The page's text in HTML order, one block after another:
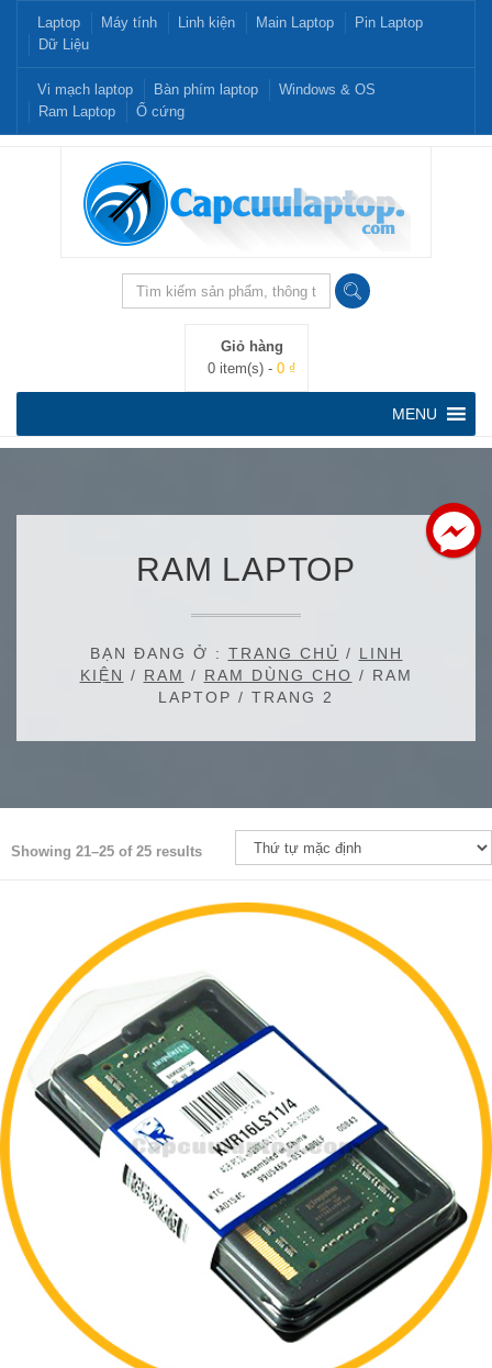
Laptop Máy tính Linh kiện Main Laptop
Pin Laptop
Dữ Liệu
Vi mạch laptop Bàn phím laptop
Windows & OS
Ram Laptop
Ổ cứng
Giỏ hàng
0 item(s) - 0 ₫
RAM LAPTOP
BẠN ĐANG Ở : TRANG CHỦ / LINH
KIỆN / RAM / RAM DÙNG CHO / RAM
LAPTOP / TRANG 2
Showing 21–25 of 25 results